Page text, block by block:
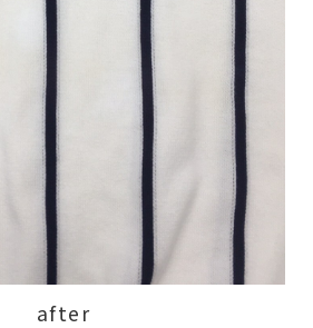
after